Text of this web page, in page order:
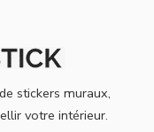
stickers muraux,
votre intérieur.